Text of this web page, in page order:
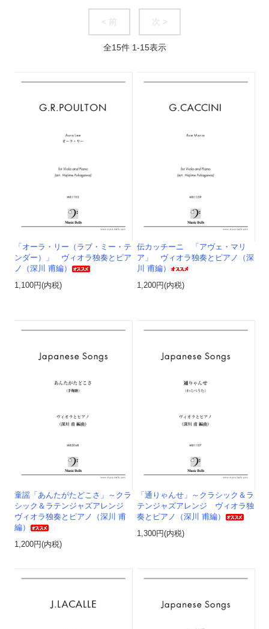
< 前 次 >
全15件 1-15表示
「オーラ・リー（ラブ・ミー・テ
ンダー）」 ヴィオラ独奏とピア
ノ（深川 甫編）
1,100円(内税)
伝カッチーニ 「アヴェ・マリ
ア」 ヴィオラ独奏とピアノ（深
川 甫編）
1,200円(内税)
童謡「あんたがたどこさ」～クラ
シック＆ラテンジャズアレンジ
ヴィオラ独奏とピアノ（深川 甫
編）
1,200円(内税)
「通りゃんせ」～クラシック＆ラ
テンジャズアレンジ ヴィオラ独
奏とピアノ（深川 甫編）
1,300円(内税)